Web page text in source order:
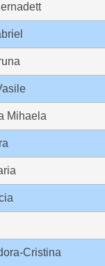
Mihaela
Cristina